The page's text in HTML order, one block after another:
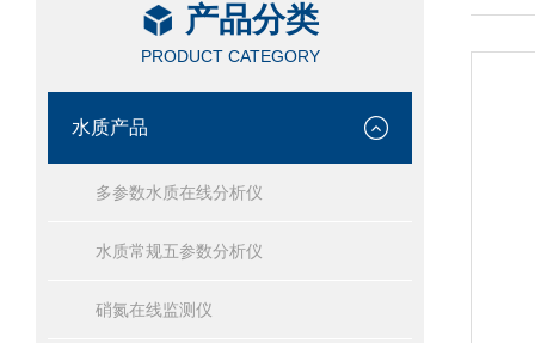
产品分类
PRODUCT CATEGORY
水质产品
多参数水质在线分析仪
水质常规五参数分析仪
硝氮在线监测仪
/